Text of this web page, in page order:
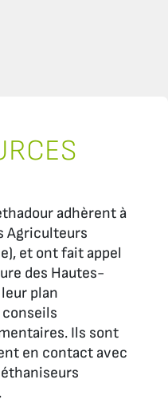
adhèrent à
Agriculteurs
et ont fait appel
des Hautes-
plan
conseils
Ils sont
en contact avec